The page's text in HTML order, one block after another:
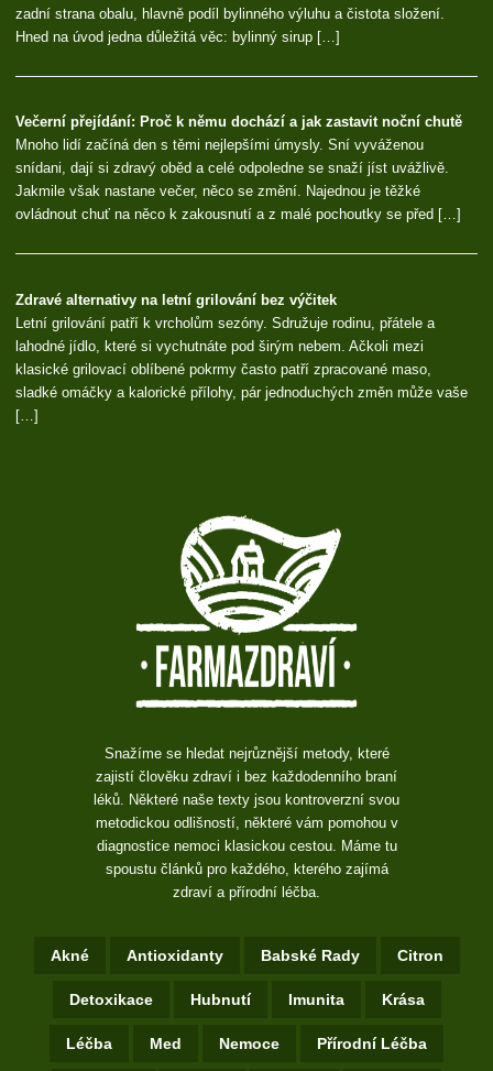
zadní strana obalu, hlavně podíl bylinného výluhu a čistota složení.
Hned na úvod jedna důležitá věc: bylinný sirup […]
Večerní přejídání: Proč k němu dochází a jak zastavit noční chutě
Mnoho lidí začíná den s těmi nejlepšími úmysly. Sní vyváženou
snídani, dají si zdravý oběd a celé odpoledne se snaží jíst uvážlivě.
Jakmile však nastane večer, něco se změní. Najednou je těžké
ovládnout chuť na něco k zakousnutí a z malé pochoutky se před […]
Zdravé alternativy na letní grilování bez výčitek
Letní grilování patří k vrcholům sezóny. Sdružuje rodinu, přátele a
lahodné jídlo, které si vychutnáte pod širým nebem. Ačkoli mezi
klasické grilovací oblíbené pokrmy často patří zpracované maso,
sladké omáčky a kalorické přílohy, pár jednoduchých změn může vaše
[…]
Snažíme se hledat nejrůznější metody, které
zajistí člověku zdraví i bez každodenního braní
léků. Některé naše texty jsou kontroverzní svou
metodickou odlišností, některé vám pomohou v
diagnostice nemoci klasickou cestou. Máme tu
spoustu článků pro každého, kterého zajímá
zdraví a přírodní léčba.
Akné Antioxidanty Babské Rady Citron
Detoxikace Hubnutí Imunita Krása
Léčba Med Nemoce Přírodní Léčba